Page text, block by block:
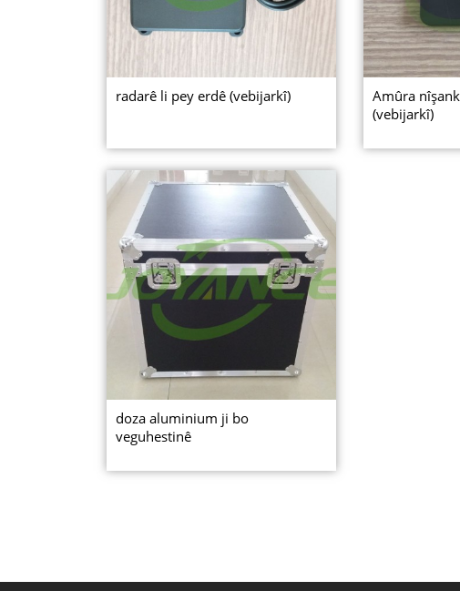
radarê li pey erdê (vebijarkî)
Amûra
(vebijarkî)
doza aluminium ji bo
veguhestinê